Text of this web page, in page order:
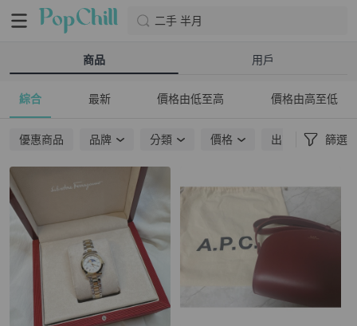
二手 半月
商品 用戶
綜合 最新 價格由低至高 價格由高至低
優惠商品 品牌 分類 價格 出貨地點 篩選